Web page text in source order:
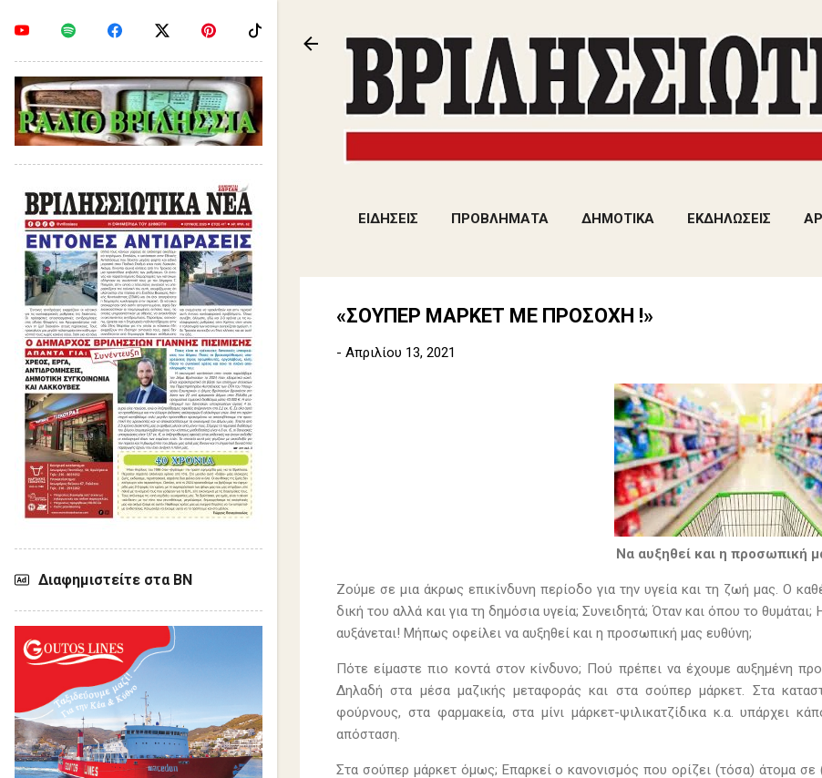
ΕΙΔΗΣΕΙΣ ΠΡΟΒΛΗΜΑΤΑ ΔΗΜΟΤΙΚΑ ΕΚΔΗΛΩΣΕΙΣ
«ΣΟΥΠΕΡ ΜΑΡΚΕΤ ΜΕ ΠΡΟΣΟΧΗ !»
- Απριλίου 13, 2021
Να αυξηθεί και η προσωπική
Ζούμε σε μια άκρως επικίνδυνη περίοδο για την υγεία και τη ζωή μας. Ο
δική του αλλά και για τη δημόσια υγεία; Συνειδητά; Όταν και όπου το θυμάται;
αυξάνεται! Μήπως οφείλει να αυξηθεί και η προσωπική μας ευθύνη;
Πότε είμαστε πιο κοντά στον κίνδυνο; Πού πρέπει να έχουμε αυξημένη
Δηλαδή στα μέσα μαζικής μεταφοράς και στα σούπερ μάρκετ. Στα
φούρνους, στα φαρμακεία, στα μίνι μάρκετ-ψιλικατζίδικα κ.α. υπάρχει
απόσταση.
Στα σούπερ μάρκετ όμως; Επαρκεί ο κανονισμός που ορίζει (τόσα) άτομα σε
Διαφημιστείτε στα ΒΝ